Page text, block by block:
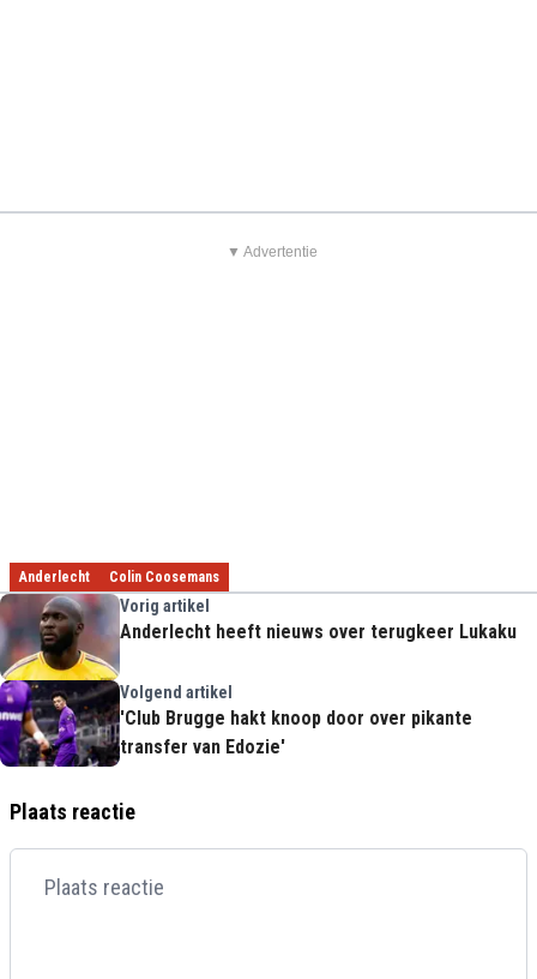
▼ Advertentie
Anderlecht Colin Coosemans
Vorig artikel
Anderlecht heeft nieuws over terugkeer Lukaku
Volgend artikel
'Club Brugge hakt knoop door over pikante
transfer van Edozie'
Plaats reactie